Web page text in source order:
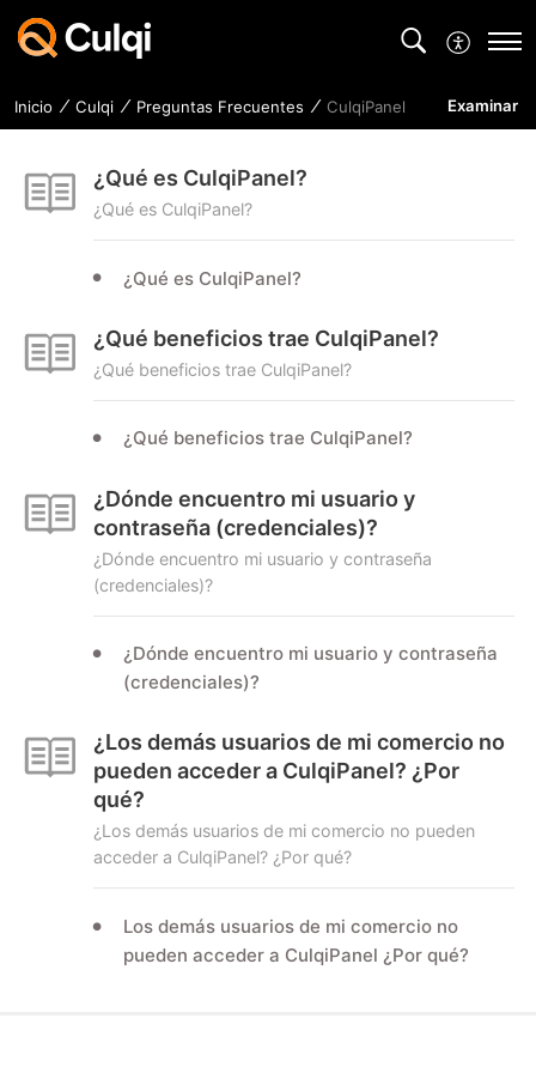
Inicio Culqi Preguntas Frecuentes CulqiPanel Examinar
¿Qué es CulqiPanel?
¿Qué es CulqiPanel?
¿Qué es CulqiPanel?
¿Qué beneficios trae CulqiPanel?
¿Qué beneficios trae CulqiPanel?
¿Qué beneficios trae CulqiPanel?
¿Dónde encuentro mi usuario y
contraseña (credenciales)?
¿Dónde encuentro mi usuario y contraseña
(credenciales)?
¿Dónde encuentro mi usuario y contraseña
(credenciales)?
¿Los demás usuarios de mi comercio no
pueden acceder a CulqiPanel? ¿Por
qué?
¿Los demás usuarios de mi comercio no pueden
acceder a CulqiPanel? ¿Por qué?
Los demás usuarios de mi comercio no
pueden acceder a CulqiPanel ¿Por qué?